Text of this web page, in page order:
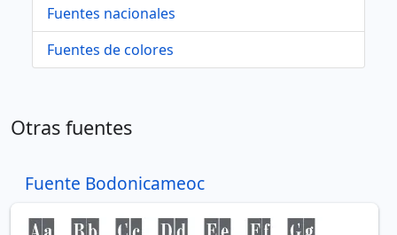
Fuentes nacionales
Fuentes de colores
Otras fuentes
Fuente Bodonicameoc